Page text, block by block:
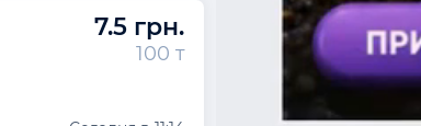
7.5 грн.
100 т